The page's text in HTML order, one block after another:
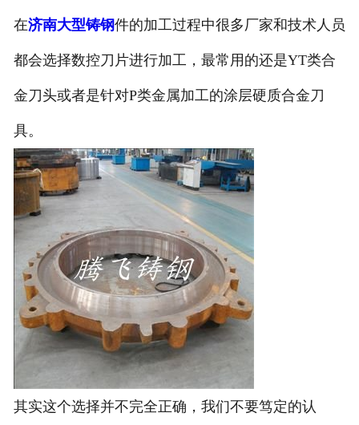
在济南大型铸钢件的加工过程中很多厂家和技术人员
都会选择数控刀片进行加工，最常用的还是YT类合
金刀头或者是针对P类金属加工的涂层硬质合金刀
具。
其实这个选择并不完全正确，我们不要笃定的认